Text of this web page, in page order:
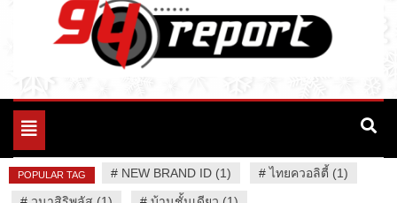
94 Report.com
Variety News
Toggle
POPULAR TAG # NEW BRAND ID (1) #ไทยควอลิตี้ (1)